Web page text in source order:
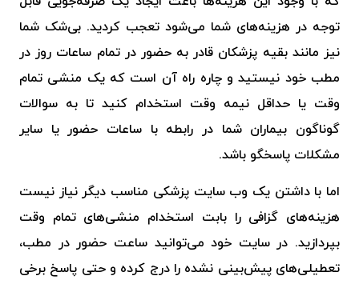
توجه در هزینه‌های شما می‌شود تعجب کردید. بی‌شک شما
نیز مانند بقیه پزشکان قادر به حضور در تمام ساعات روز در
مطب خود نیستید و چاره راه آن است که یک منشی تمام
وقت یا حداقل نیمه وقت استخدام کنید تا به سوالات
گوناگون بیماران شما در رابطه با ساعات حضور یا سایر
مشکلات پاسخگو باشد‌.
اما با داشتن یک وب سایت پزشکی مناسب دیگر نیاز نیست
هزینه‌های گزافی را بابت استخدام منشی‌های تمام وقت
بپردازید. در سایت خود می‌توانید ساعت حضور در مطب،
تعطیلی‌های پیش‌بینی نشده را درج کرده و حتی پاسخ برخی